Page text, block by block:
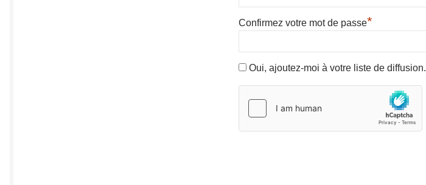
Confirmez votre mot de passe*
Oui, ajoutez-moi à votre liste de diffusion.